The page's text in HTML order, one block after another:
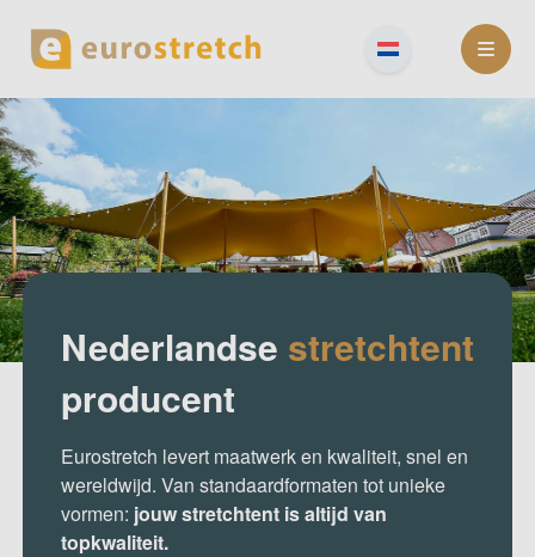
content
Nederlandse stretchtent
producent
Eurostretch levert maatwerk en kwaliteit, snel en
wereldwijd. Van standaardformaten tot unieke
vormen: jouw stretchtent is altijd van
topkwaliteit.